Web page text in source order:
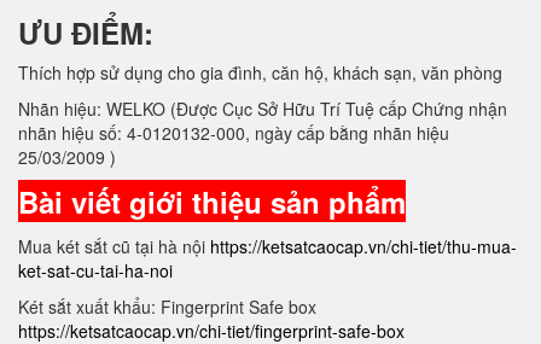
ƯU ĐIỂM:
Thích hợp sử dụng cho gia đình, căn hộ, khách sạn, văn phòng
Nhãn hiệu: WELKO (Được Cục Sở Hữu Trí Tuệ cấp Chứng nhận
nhãn hiệu số: 4-0120132-000, ngày cấp bằng nhãn hiệu
25/03/2009 )
Bài viết giới thiệu sản phẩm
Mua két sắt cũ tại hà nội https://ketsatcaocap.vn/chi-tiet/thu-mua-
ket-sat-cu-tai-ha-noi
Két sắt xuất khẩu: Fingerprint Safe box
https://ketsatcaocap.vn/chi-tiet/fingerprint-safe-box